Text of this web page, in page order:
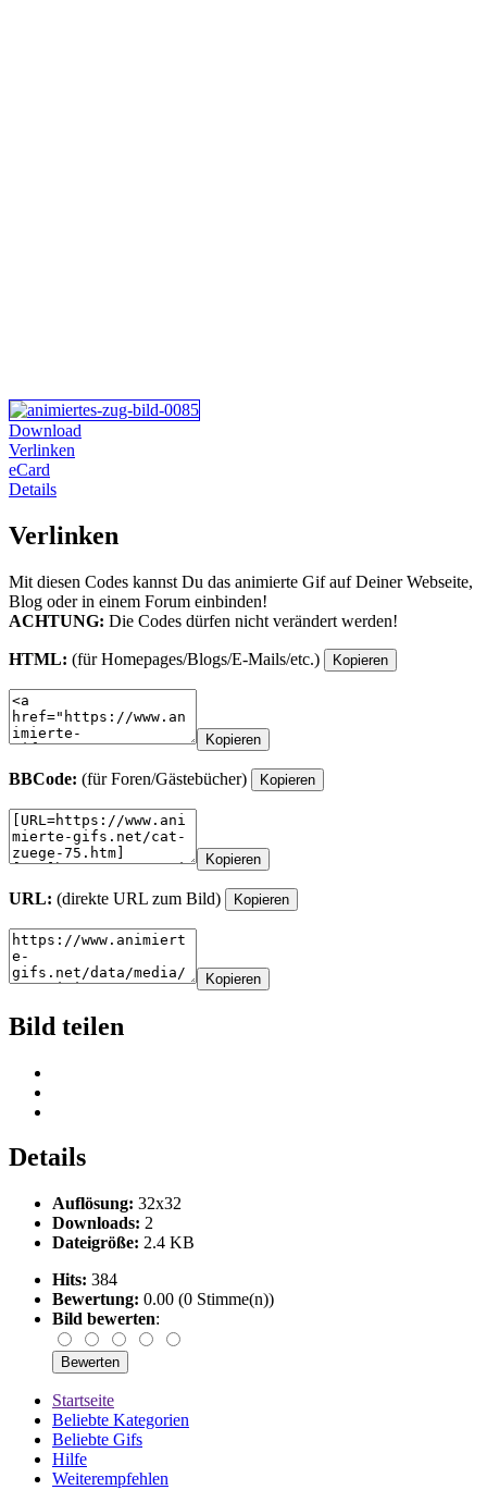
Download
Verlinken
eCard
Details
Verlinken
Mit diesen Codes kannst Du das animierte Gif auf Deiner Webseite,
Blog oder in einem Forum einbinden!
ACHTUNG: Die Codes dürfen nicht verändert werden!
HTML: (für Homepages/Blogs/E-Mails/etc.) Kopieren
Kopieren
BBCode: (für Foren/Gästebücher) Kopieren
Kopieren
URL: (direkte URL zum Bild) Kopieren
Kopieren
Bild teilen
Details
Auflösung: 32x32
Downloads: 2
Dateigröße: 2.4 KB
Hits: 384
Bewertung: 0.00 (0 Stimme(n))
Bild bewerten:
Startseite
Beliebte Kategorien
Beliebte Gifs
Hilfe
Weiterempfehlen